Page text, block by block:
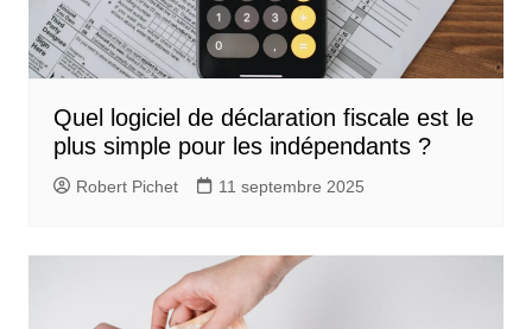
Quel logiciel de déclaration fiscale est le
plus simple pour les indépendants ?
Robert Pichet 11 septembre 2025